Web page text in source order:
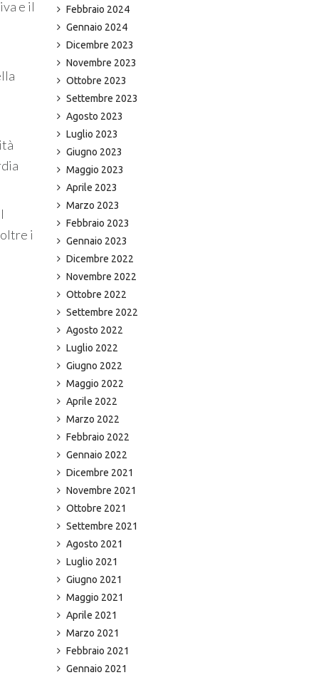
e il
i
Febbraio 2024
Gennaio 2024
Dicembre 2023
Novembre 2023
Ottobre 2023
Settembre 2023
Agosto 2023
Luglio 2023
Giugno 2023
Maggio 2023
Aprile 2023
Marzo 2023
Febbraio 2023
Gennaio 2023
Dicembre 2022
Novembre 2022
Ottobre 2022
Settembre 2022
Agosto 2022
Luglio 2022
Giugno 2022
Maggio 2022
Aprile 2022
Marzo 2022
Febbraio 2022
Gennaio 2022
Dicembre 2021
Novembre 2021
Ottobre 2021
Settembre 2021
Agosto 2021
Luglio 2021
Giugno 2021
Maggio 2021
Aprile 2021
Marzo 2021
Febbraio 2021
Gennaio 2021